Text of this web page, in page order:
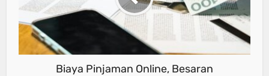
Biaya Pinjaman Online, Besaran